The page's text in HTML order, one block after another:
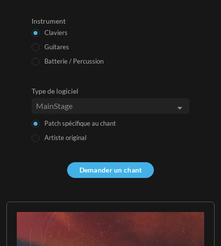
Instrument
Claviers
Guitares
Batterie / Percussion
Type de logiciel
Patch spécifique au chant
Artiste original
Demander un chant